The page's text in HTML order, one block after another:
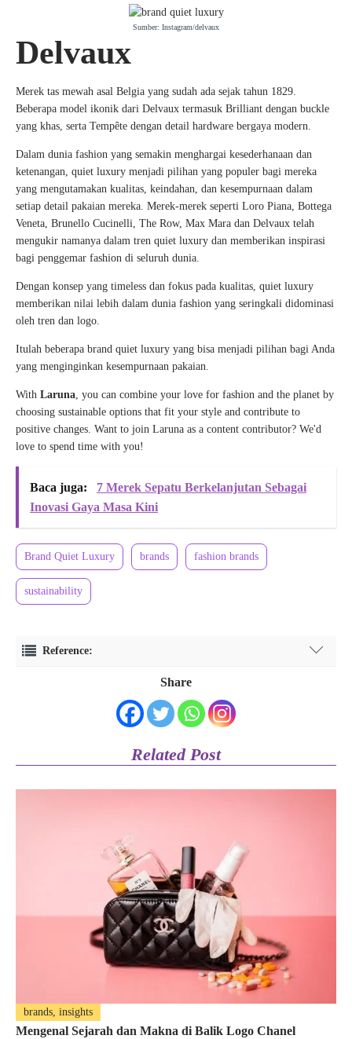
Sumber: Instagram/delvaux
Delvaux
Merek tas mewah asal Belgia yang sudah ada sejak tahun 1829.
Beberapa model ikonik dari Delvaux termasuk Brilliant dengan buckle
yang khas, serta Tempête dengan detail hardware bergaya modern.
Dalam dunia fashion yang semakin menghargai kesederhanaan dan
ketenangan, quiet luxury menjadi pilihan yang populer bagi mereka
yang mengutamakan kualitas, keindahan, dan kesempurnaan dalam
setiap detail pakaian mereka. Merek-merek seperti Loro Piana, Bottega
Veneta, Brunello Cucinelli, The Row, Max Mara dan Delvaux telah
mengukir namanya dalam tren quiet luxury dan memberikan inspirasi
bagi penggemar fashion di seluruh dunia.
Dengan konsep yang timeless dan fokus pada kualitas, quiet luxury
memberikan nilai lebih dalam dunia fashion yang seringkali didominasi
oleh tren dan logo.
Itulah beberapa brand quiet luxury yang bisa menjadi pilihan bagi Anda
yang menginginkan kesempurnaan pakaian.
With Laruna , you can combine your love for fashion and the planet by
choosing sustainable options that fit your style and contribute to
positive changes. Want to join Laruna as a content contributor? We'd
love to spend time with you!
Baca juga:
7 Merek Sepatu Berkelanjutan Sebagai
Inovasi Gaya Masa Kini
Brand Quiet Luxury brands fashion brands
sustainability
Reference:
Share
Related Post
brands, insights
Mengenal Sejarah dan Makna di Balik Logo Chanel